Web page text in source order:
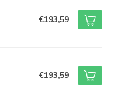
€193,59
€193,59